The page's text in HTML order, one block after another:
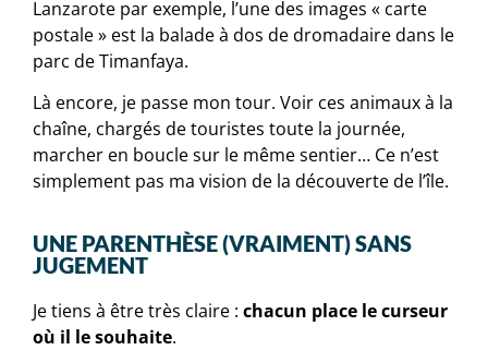
Lanzarote par exemple, l’une des images « carte
postale » est la balade à dos de dromadaire dans le
parc de Timanfaya.
Là encore, je passe mon tour. Voir ces animaux à la
chaîne, chargés de touristes toute la journée,
marcher en boucle sur le même sentier… Ce n’est
simplement pas ma vision de la découverte de l’île.
UNE PARENTHÈSE (VRAIMENT) SANS
JUGEMENT
Je tiens à être très claire : chacun place le curseur
où il le souhaite.